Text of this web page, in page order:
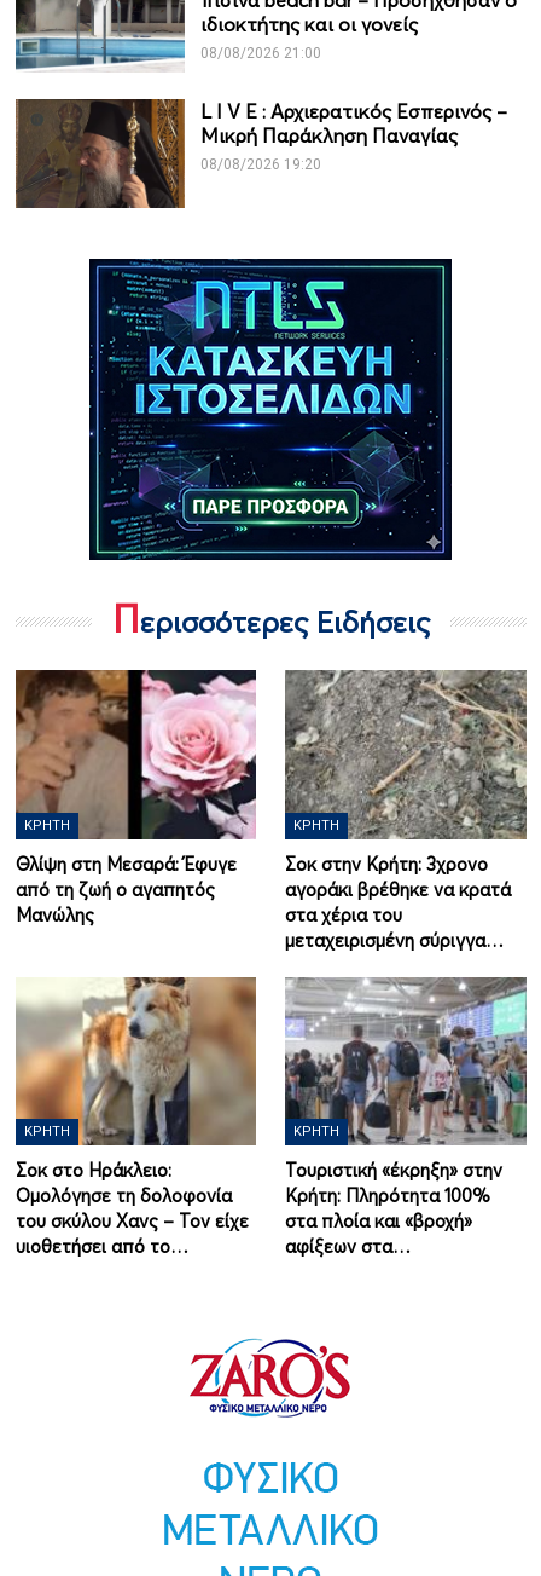
ιδιοκτήτης και οι γονείς
08/08/2026 21:00
L I V Ε : Αρχιερατικός Εσπερινός –
Μικρή Παράκληση Παναγίας
08/08/2026 19:20
Περισσότερες Ειδήσεις
ΚΡΉΤΗ
Θλίψη στη Μεσαρά: Έφυγε
από τη ζωή ο αγαπητός
Μανώλης
ΚΡΉΤΗ
Σοκ στην Κρήτη: 3χρονο
αγοράκι βρέθηκε να κρατά
στα χέρια του
μεταχειρισμένη σύριγγα…
ΚΡΉΤΗ
Σοκ στο Ηράκλειο:
Ομολόγησε τη δολοφονία
του σκύλου Χανς – Τον είχε
υιοθετήσει από το…
ΚΡΉΤΗ
Τουριστική «έκρηξη» στην
Κρήτη: Πληρότητα 100%
στα πλοία και «βροχή»
αφίξεων στα…